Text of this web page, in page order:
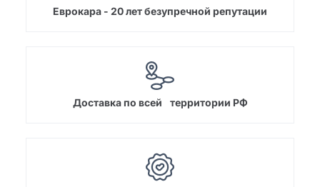
Еврокара - 20 лет безупречной репутации
Доставка по всей территории РФ